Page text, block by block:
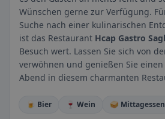
Wünschen gerne zur Verfügung.
Suche nach einer kulinarischen
ist das Restaurant Hcap Gastro Sagl
Besuch wert. Lassen Sie sich von
verwöhnen und genießen Sie
Abend in diesem charmanten
🍺 Bier 🍷 Wein
🥪 Mittagessen